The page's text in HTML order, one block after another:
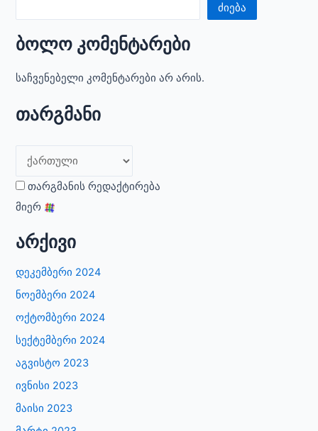
ძიება
ბოლო კომენტარები
საჩვენებელი კომენტარები არ არის.
თარგმანი
თარგმანის რედაქტირება
მიერ
არქივი
დეკემბერი 2024
ნოემბერი 2024
ოქტომბერი 2024
სექტემბერი 2024
აგვისტო 2023
ივნისი 2023
მაისი 2023